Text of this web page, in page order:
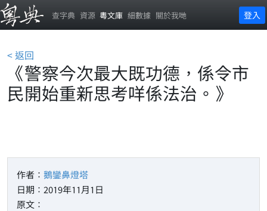
查字典 資源 粵文庫 細數據 關於我哋 登入
< 返回
《警察今次最大既功德，係令市
民開始重新思考咩係法治。》
作者： 鵝鑾鼻燈塔
日期：2019年11月1日
原文：